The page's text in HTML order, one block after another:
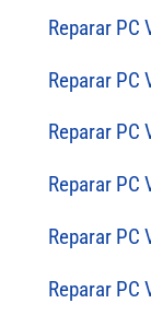
Reparar PC
Reparar PC
Reparar PC
Reparar PC
Reparar PC
Reparar PC